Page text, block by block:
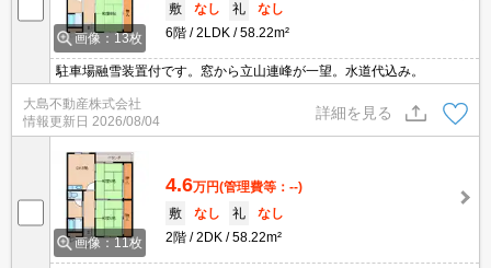
画像：13枚
敷
なし 礼
なし
6階
2LDK 58.22m²
駐車場融雪装置付です。窓から立山連峰が一望。水道代込み。
大島不動産株式会社
情報更新日 2026/08/04
詳細を見る
画像：11枚
4.6万円(管理費等：--)
敷
なし 礼
なし
2階
2DK 58.22m²